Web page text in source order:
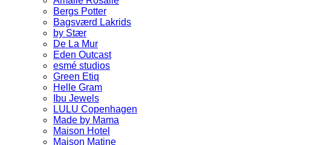
Bergs Potter
Bagsværd Lakrids
by Stær
De La Mur
Eden Outcast
esmé studios
Green Etiq
Helle Gram
Ibu Jewels
LULU Copenhagen
Made by Mama
Maison Hotel
Maison Matine